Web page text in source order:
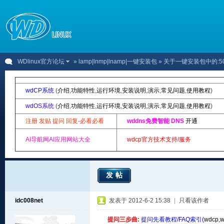
WDlinux官方论坛 » lamp|lnmp|lnamp|一键安装包 » 关于一键安装包中的
wdCP系统 (介绍,功能特性,运行环境,安装说明 ,演示,常见问题,使用教程)
wdOS系统 (介绍,功能特性,运行环境,安装说明 ,演示,常见问题,使用教程)
注册 发贴 提问 回复-必看必看 wddns免费智能 DNS 开通
AI导航网AI应用网站大全 wdcp官方技术支持/服务
发帖
idc008net 发表于 2012-6-2 15:38 只看该作者
提问三步曲: 提问先看教程/FAQ索引(wdcp,